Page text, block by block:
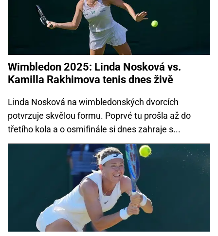
Wimbledon 2025: Linda Nosková vs.
Kamilla Rakhimova tenis dnes živě
Linda Nosková na wimbledonských dvorcích
potvrzuje skvělou formu. Poprvé tu prošla až do
třetího kola a o osmifinále si dnes zahraje s...